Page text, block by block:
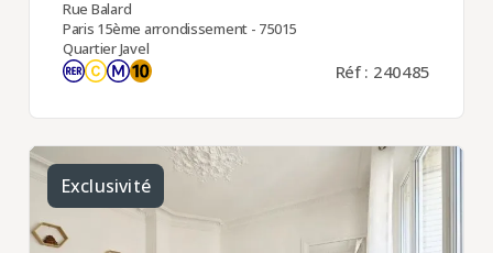
Rue Balard
Paris 15ème arrondissement - 75015
Quartier Javel
Réf : 240485
Exclusivité